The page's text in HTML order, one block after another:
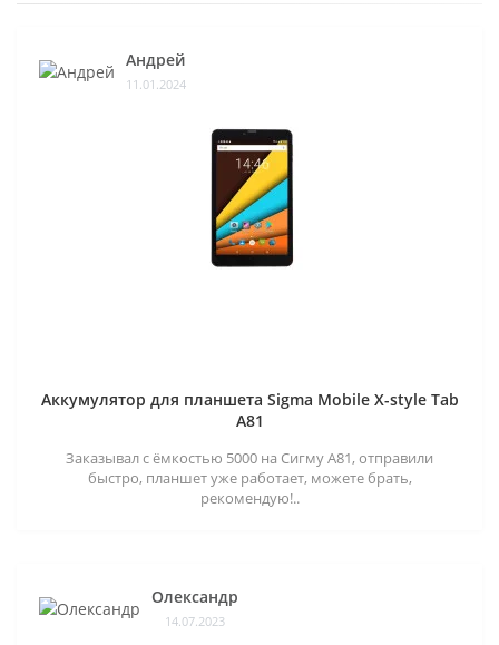
Андрей
11.01.2024
Аккумулятор для планшета Sigma Mobile X-style Tab
A81
Заказывал с ёмкостью 5000 на Сигму А81, отправили
быстро, планшет уже работает, можете брать,
рекомендую!..
Олександр
14.07.2023